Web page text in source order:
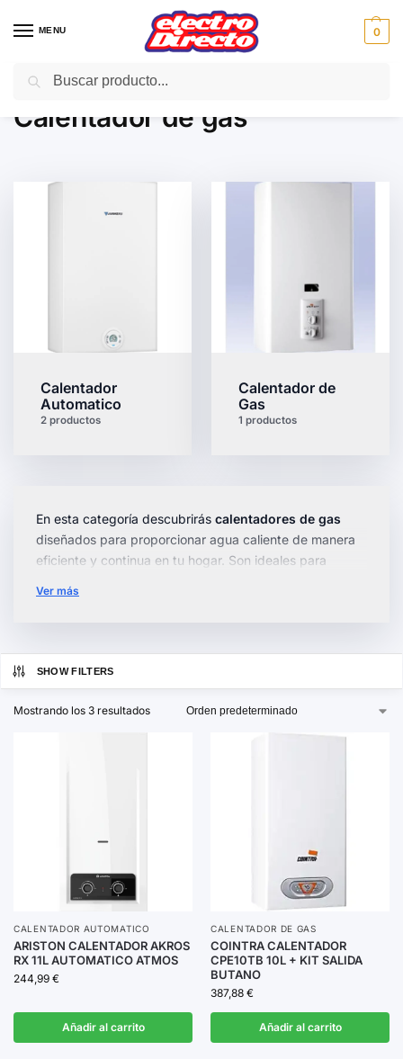
MENU 0
Inicio Climatización / Calentador de gas
Calentador de gas
Calentador
Automatico
2 productos
Calentador de
Gas
1 productos
En esta categoría descubrirás calentadores de gas
diseñados para proporcionar agua caliente de manera
eficiente y continua en tu hogar. Son ideales para
sus necesidades diarias.
Ver más
SHOW FILTERS
Mostrando los 3 resultados
CALENTADOR AUTOMATICO
ARISTON CALENTADOR AKROS
RX 11L AUTOMATICO ATMOS
244,99 €
Añadir al carrito
CALENTADOR DE GAS
COINTRA CALENTADOR
CPE10TB 10L + KIT SALIDA
BUTANO
387,88 €
Añadir al carrito